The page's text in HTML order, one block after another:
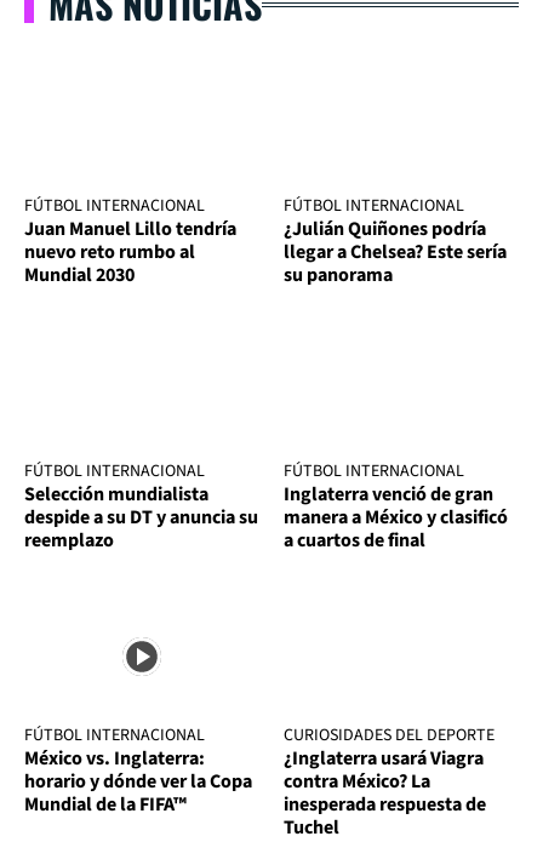
FÚTBOL INTERNACIONAL
Juan Manuel Lillo tendría
nuevo reto rumbo al
Mundial 2030
FÚTBOL INTERNACIONAL
¿Julián Quiñones podría
llegar a Chelsea? Este sería
su panorama
FÚTBOL INTERNACIONAL
Selección mundialista
despide a su DT y anuncia su
reemplazo
FÚTBOL INTERNACIONAL
Inglaterra venció de gran
manera a México y clasificó
a cuartos de final
FÚTBOL INTERNACIONAL
México vs. Inglaterra:
horario y dónde ver la Copa
Mundial de la FIFA™
CURIOSIDADES DEL DEPORTE
¿Inglaterra usará Viagra
contra México? La
inesperada respuesta de
Tuchel